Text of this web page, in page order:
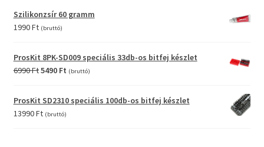
was:
is:
1990 Ft.
Szilikonzsír 60 gramm
1990Ft (bruttó)
ProsKit 8PK-SD009 speciális 33db-os bitfej készlet
6990FtOriginal
was:
6990 Ft.
5490 FtCurrent
is:
5490 Ft.
(bruttó)
ProsKit SD2310 speciális 100db-os bitfej készlet
13990Ft (bruttó)